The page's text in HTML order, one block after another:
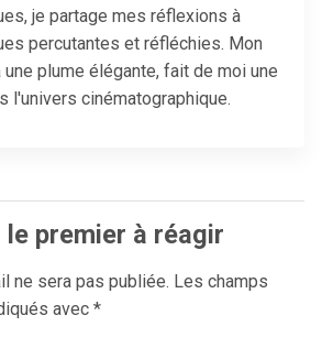
je partage mes réflexions à
percutantes et réfléchies. Mon
plume élégante, fait de moi une
l'univers cinématographique.
le premier à réagir
ne sera pas publiée. Les champs
avec *